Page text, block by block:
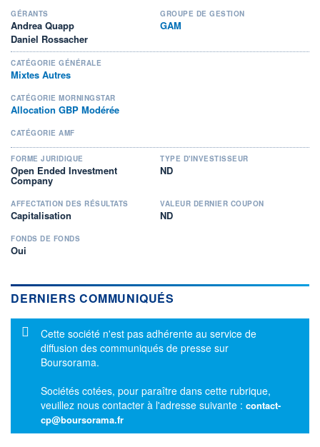
GÉRANTS
Andrea Quapp
Daniel Rossacher
GROUPE DE GESTION
GAM
CATÉGORIE GÉNÉRALE
Mixtes Autres
CATÉGORIE MORNINGSTAR
Allocation GBP Modérée
CATÉGORIE AMF
FORME JURIDIQUE
Open Ended Investment
Company
TYPE D'INVESTISSEUR
ND
AFFECTATION DES RÉSULTATS
Capitalisation
VALEUR DERNIER COUPON
ND
FONDS DE FONDS
Oui
DERNIERS COMMUNIQUÉS
Message d'information
Cette société n'est pas adhérente au service de
diffusion des communiqués de presse sur
Boursorama.
Sociétés cotées, pour paraître dans cette rubrique,
veuillez nous contacter à l'adresse suivante : contact-
cp@boursorama.fr